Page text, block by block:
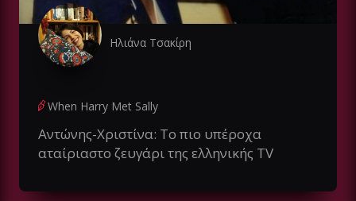
Ηλιάνα Τσακίρη
When Harry Met Sally
Αντώνης-Χριστίνα: Το πιο υπέροχα
αταίριαστο ζευγάρι της ελληνικής TV